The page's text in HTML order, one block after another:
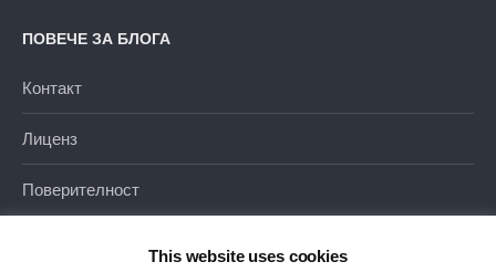
ПОВЕЧЕ ЗА БЛОГА
Контакт
Лиценз
Поверителност
This website uses cookies